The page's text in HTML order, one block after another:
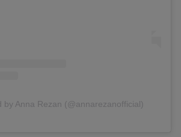
by Anna Rezan (@annarezanofficial)